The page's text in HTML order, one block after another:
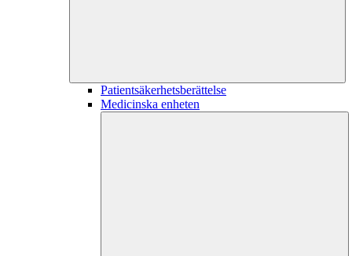
Patientsäkerhetsberättelse
Medicinska enheten